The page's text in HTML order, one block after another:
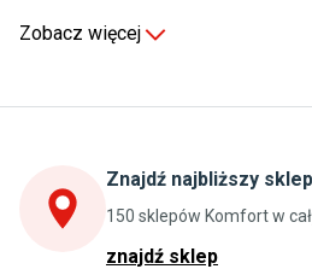
Stoły do kuchni
Szafki kuchenne wiszące (górne)
Szafki pod zlewozmywak
Blaty kuchenne laminowane
Zobacz więcej
Znajdź najbliższy sklep
150 sklepów Komfort w
znajdź sklep